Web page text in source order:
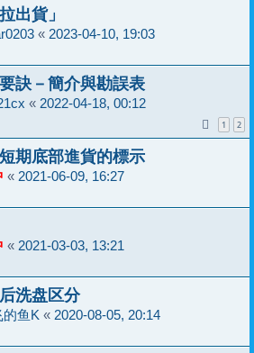
出貨」
« 2023-04-10, 19:03
訣－簡介與勘誤表
« 2022-04-18, 00:12
1 2
期底部進貨的標示
« 2021-06-09, 16:27
« 2021-03-03, 13:21
洗盘区分
的鱼K « 2020-08-05, 20:14